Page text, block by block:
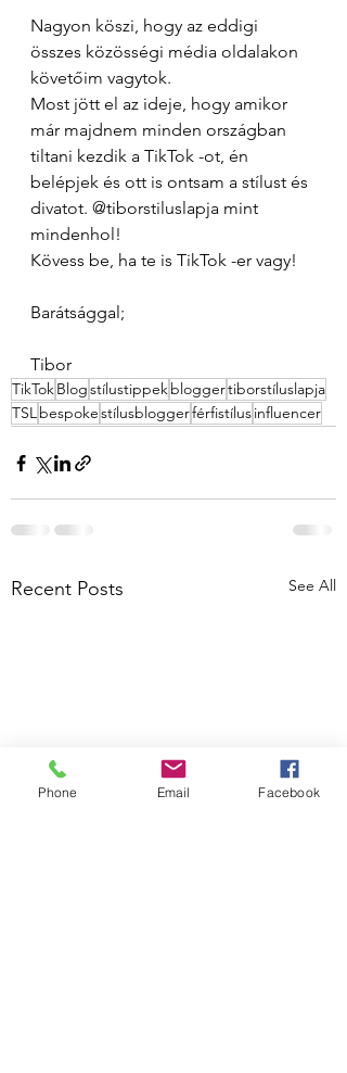
Nagyon köszi, hogy az eddigi
összes közösségi média oldalakon
követőim vagytok.
Most jött el az ideje, hogy amikor
már majdnem minden országban
tiltani kezdik a TikTok -ot, én
belépjek és ott is ontsam a stílust és
divatot. @tiborstiluslapja mint
mindenhol!
Kövess be, ha te is TikTok -er vagy!
Barátsággal;
Tibor
TikTokBlogstílustippekbloggertiborstíluslapja
TSLbespokestílusbloggerférfistílusinfluencer
Recent Posts See All
Phone Email Facebook